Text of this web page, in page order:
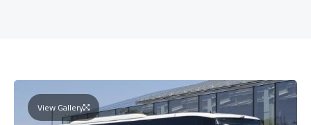
View Gallery